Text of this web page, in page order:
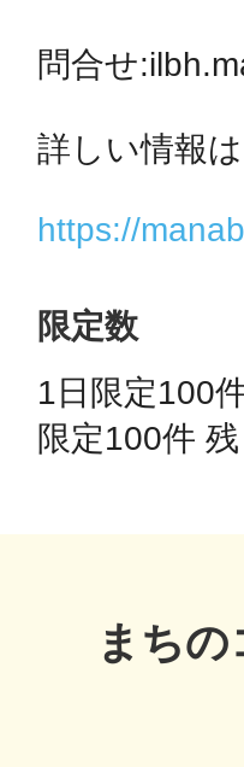
問合せ
詳しい情報
https://
限定数
1日限定100
限定100件
まち
お
©︎